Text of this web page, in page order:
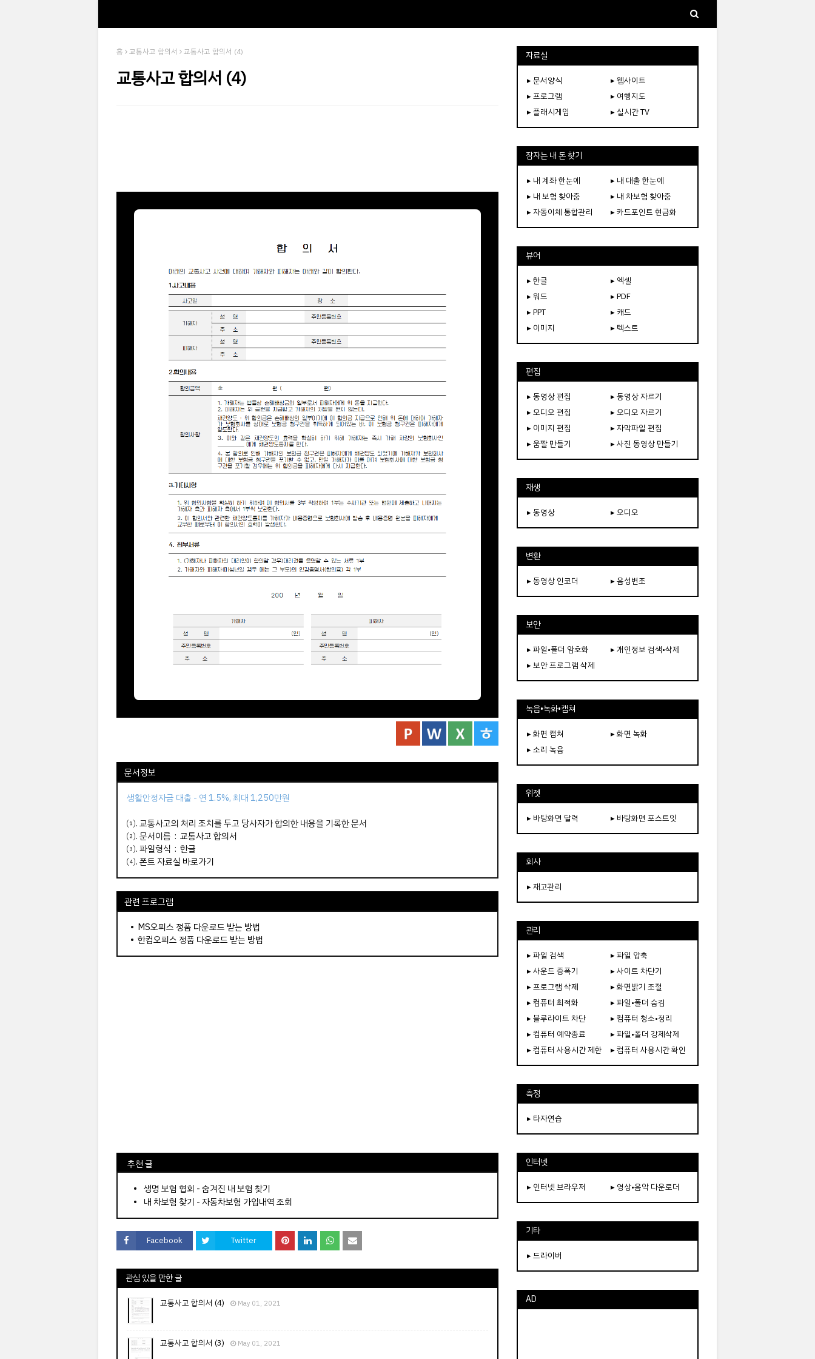
홈 교통사고 합의서 교통사고 합의서 (4)
교통사고 합의서 (4)
문서정보
생활안정자금 대출 - 연 1.5%, 최대 1,250만원
⑴. 교통사고의 처리 조치를 두고 당사자가 합의한 내용을 기록한 문서
⑵. 문서이름 : 교통사고 합의서
⑶. 파일형식 : 한글
⑷.폰트 자료실 바로가기
관련 프로그램
• MS오피스 정품 다운로드 받는 방법
• 한컴오피스 정품 다운로드 받는 방법
⠀추천 글
⠀­­­­­­­­؜؜؜؜­­­­­­­­؜؜؜؜• 생명 보험 협회 - 숨겨진 내 보험 찾기
내 차보험 찾기 - 자동차보험 가입내역 조회
Facebook Twitter
관심 있을 만한 글
교통사고 합의서 (4) May 01, 2021
교통사고 합의서 (3) May 01, 2021
자료실
▸ 문서양식
▸ 웹사이트
▸ 프로그램
▸ 여행지도
▸ 플래시게임
▸ 실시간 TV
잠자는 내 돈 찾기
▸ 내 계좌 한눈에
▸ 내 대출 한눈에
▸ 내 보험 찾아줌
▸ 내 차보험 찾아줌
▸ 자동이체 통합관리
▸ 카드포인트 현금화
뷰어
▸ 한글
▸ 엑셀
▸ 워드
▸ PDF
▸ PPT
▸ 캐드
▸ 이미지
▸ 텍스트
편집
▸ 동영상 편집
▸ 동영상 자르기
▸ 오디오 편집
▸ 오디오 자르기
▸ 이미지 편집
▸ 자막파일 편집
▸ 움짤 만들기
▸ 사진 동영상 만들기
재생
▸ 동영상 ▸ 오디오
변환
▸ 동영상 인코더 ▸ 음성변조
보안
▸ 파일•폴더 암호화
▸ 개인정보 검색•삭제
▸ 보안 프로그램 삭제
녹음•녹화•캡쳐
▸ 화면 캡쳐
▸ 화면 녹화
▸ 소리 녹음
위젯
▸ 바탕화면 달력 ▸ 바탕화면 포스트잇
회사
▸ 재고관리
관리
▸ 파일 검색
▸ 파일 압축
▸ 사운드 증폭기
▸ 사이트 차단기
▸ 프로그램 삭제
▸ 화면밝기 조절
▸ 컴퓨터 최적화
▸ 파일•폴더 숨김
▸ 블루라이트 차단
▸ 컴퓨터 청소•정리
▸ 컴퓨터 예약종료
▸ 파일•폴더 강제삭제
▸ 컴퓨터 사용시간 제한
▸ 컴퓨터 사용시간 확인
측정
▸ 타자연습
인터넷
▸ 인터넷 브라우저 ▸ 영상•음악 다운로더
기타
▸ 드라이버
AD